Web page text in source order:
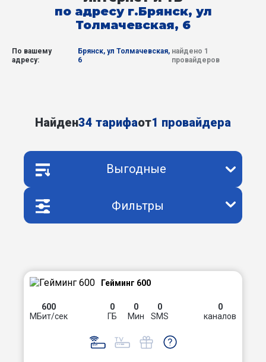
по адресу г.Брянск, ул
Толмачевская, 6
По вашему
адресу:
Брянск, ул Толмачевская,
6
найдено 1
провайдеров
Найден34 тарифаот1 провайдера
Выгодные
Фильтры
Гейминг 600
600
МБит/сек
0
ГБ
0
Мин
0
SMS
0
каналов